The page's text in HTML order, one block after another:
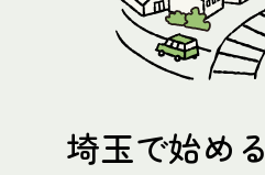
埼玉で始める